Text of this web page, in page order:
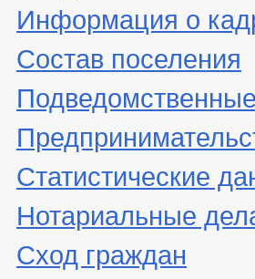
Информация о
Состав поселения
Статистические
Нотариальные
Сход граждан